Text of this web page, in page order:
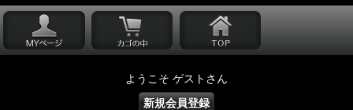
ようこそ ゲストさん
新規会員登録